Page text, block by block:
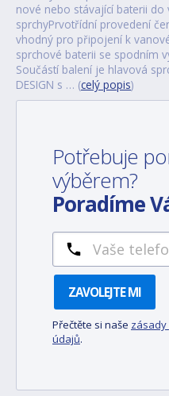
nové nebo stávající baterii do
sprchyPrvotřídní provedení
vhodný pro připojení k
sprchové baterii se spodním
Součástí balení je hlavová
DESIGN s … (celý popis)
Potřebuje
výběrem?
Poradíme
ZAVOLEJTE MI
Přečtěte si naše
údajů.